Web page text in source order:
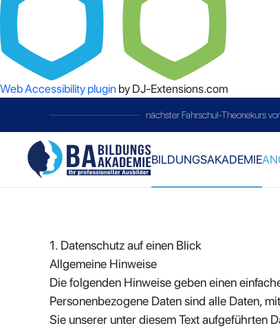
Web Accessibility plugin by DJ-Extensions.com
nächster Fahrschul-Theoriekurs
BILDUNGSAKADEMIE
1. Datenschutz auf einen Blick
Allgemeine Hinweise
Die folgenden Hinweise geben einen
Personenbezogene Daten sind alle Daten,
Sie unserer unter diesem Text aufgeführten